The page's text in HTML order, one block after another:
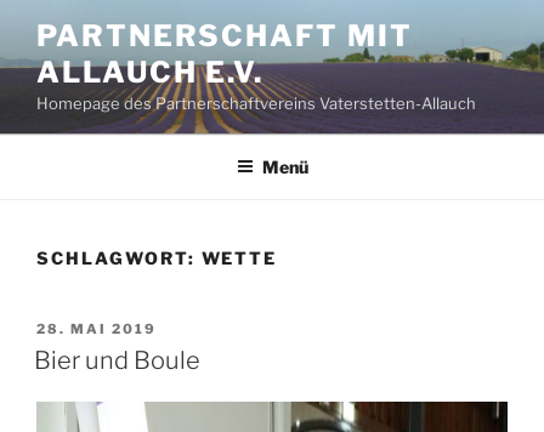
Inhalt
springen
PARTNERSCHAFT MIT
ALLAUCH E.V.
Homepage des Partnerschaftvereins Vaterstetten-Allauch
Menü
SCHLAGWORT: WETTE
VERÖFFENTLICHT
AM
28. MAI 2019
Bier und Boule